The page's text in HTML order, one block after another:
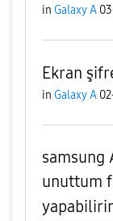
in Galaxy A
Ekran
in Galaxy A
samsung
unuttum